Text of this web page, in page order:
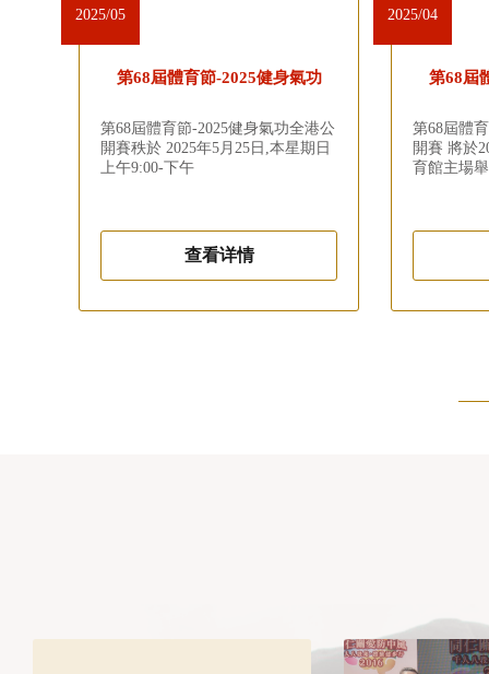
第68屆體育節-2025健身氣功
第68屆體育節-2025健身氣功全港公
開賽秩於 2025年5月25日,本星期日
上午9:00-下午
查看详情
2025/05
第68屆
第68屆體
開賽 將於
育館主場
2025/04